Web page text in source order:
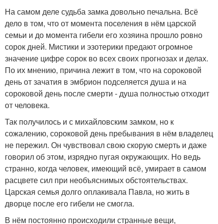
На самом деле судьба замка довольно печальна. Всё
дело в том, что от момента поселения в нём царской
семьи и до момента гибели его хозяина прошло ровно
сорок дней. Мистики и эзотерики предают огромное
значение цифре сорок во всех своих прогнозах и делах.
По их мнению, причина лежит в том, что на сороковой
день от зачатия в эмбрион подселяется душа и на
сороковой день после смерти - душа полностью отходит
от человека.
Так получилось и с михайловским замком, но к
сожалению, сороковой день пребывания в нём владелец
не пережил. Он чувствовал свою скорую смерть и даже
говорил об этом, изрядно пугая окружающих. Но ведь
странно, когда человек, имеющий всё, умирает в самом
расцвете сил при необъяснимых обстоятельствах.
Царская семья долго оплакивала Павла, но жить в
дворце после его гибели не смогла.
В нём постоянно происходили странные вещи,